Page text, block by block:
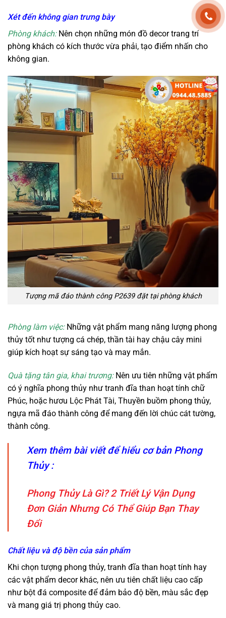
Xét đến không gian trưng bày
Phòng khách:Nên chọn những món đồ decor trang trí
phòng khách có kích thước vừa phải, tạo điểm nhấn cho
không gian.
Tượng mã đáo thành công P2639 đặt tại phòng khách
Phòng làm việc: Những vật phẩm mang năng lượng phong
thủy tốt như tượng cá chép, thần tài hay chậu cây mini
giúp kích hoạt sự sáng tạo và may mắn.
Quà tặng tân gia, khai trương: Nên ưu tiên những vật phẩm
có ý nghĩa phong thủy như tranh đĩa than hoạt tính chữ
Phúc, hoặc hươu Lộc Phát Tài, Thuyền buồm phong thủy,
ngựa mã đáo thành công để mang đến lời chúc cát tường,
thành công.
Xem thêm bài viết để hiểu cơ bản Phong
Thủy :
Phong Thủy Là Gì? 2 Triết Lý Vận Dụng
Đơn Giản Nhưng Có Thể Giúp Bạn Thay
Đổi
Chất liệu và độ bền của sản phẩm
Khi chọn tượng phong thủy, tranh đĩa than hoạt tính hay
các vật phẩm decor khác, nên ưu tiên chất liệu cao cấp
như bột đá composite để đảm bảo độ bền, màu sắc đẹp
và mang giá trị phong thủy cao.